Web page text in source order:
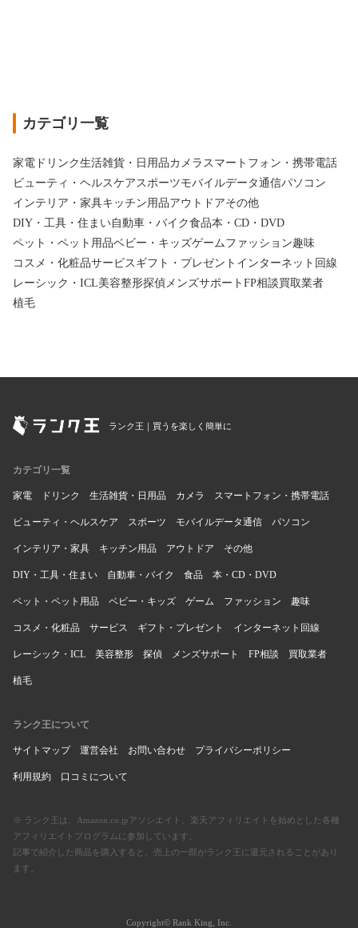
カテゴリ一覧
家電 ドリンク生活雑貨・日用品カメラ スマートフォン・携帯電話
ビューティ・ヘルスケアスポーツモバイルデータ通信パソコン
インテリア・家具キッチン用品アウトドアその他
DIY・工具・住まい自動車・バイク食品本・CD・DVD
ペット・ペット用品ベビー・キッズゲームファッション趣味
コスメ・化粧品サービス ギフト・プレゼント インターネット回線
レーシック・ICL美容整形探偵メンズサポート FP相談買取業者
植毛
ランク王｜買うを楽しく簡単に
カテゴリ一覧
家電 ドリンク 生活雑貨・日用品 カメラ スマートフォン・携帯電話
ビューティ・ヘルスケア スポーツ モバイルデータ通信 パソコン
インテリア・家具 キッチン用品 アウトドア その他
DIY・工具・住まい 自動車・バイク 食品 本・CD・DVD
ペット・ペット用品 ベビー・キッズ ゲーム ファッション 趣味
コスメ・化粧品 サービス ギフト・プレゼント インターネット回線
レーシック・ICL 美容整形 探偵 メンズサポート FP相談 買取業者
植毛
ランク王について
サイトマップ 運営会社 お問い合わせ プライバシーポリシー
利用規約 口コミについて
※ ランク王は、Amazon.co.jpアソシエイト、楽天アフィリエイトを始めとした各種
アフィリエイトプログラムに参加しています。
記事で紹介した商品を購入すると、売上の一部がランク王に還元されることがあり
ます。
Copyright© Rank King, Inc.